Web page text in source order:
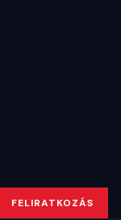
FELIRATKOZÁS